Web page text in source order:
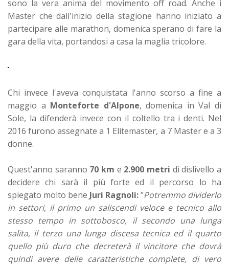
sono la vera anima del movimento off road. Anche i
Master che dall'inizio della stagione hanno iniziato a
partecipare alle marathon, domenica sperano di fare la
gara della vita, portandosi a casa la maglia tricolore.
Chi invece l'aveva conquistata l'anno scorso a fine a
maggio a Monteforte d'Alpone, domenica in Val di
Sole, la difenderà invece con il coltello tra i denti. Nel
2016 furono assegnate a 1 Elitemaster, a 7 Master e a 3
donne.
Quest'anno saranno 70 km e 2.900 metri di dislivello a
decidere chi sarà il più forte ed il percorso lo ha
spiegato molto bene Juri Ragnoli:"Potremmo dividerlo
in settori, il primo un saliscendi veloce e tecnico allo
stesso tempo in sottobosco, il secondo una lunga
salita, il terzo una lunga discesa tecnica ed il quarto
quello più duro che decreterà il vincitore che dovrà
quindi avere delle caratteristiche complete, di vero